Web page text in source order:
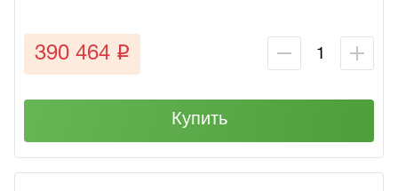
390 464 q
Купить